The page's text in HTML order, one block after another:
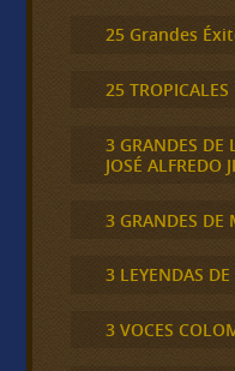
25 Grandes
25 TROPICALES
3 GRANDES DE
JOSÉ ALFREDO
3 GRANDES DE
3 LEYENDAS
3 VOCES